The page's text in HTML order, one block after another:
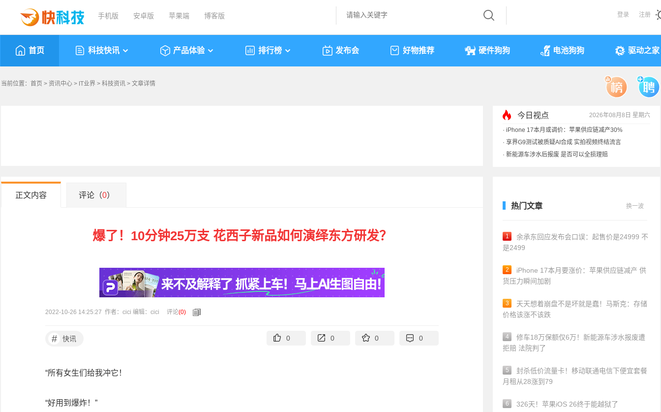
手机版 安卓版 苹果端 博客版 登录 注册
首页 科技快讯 产品体验 排行榜 发布会 好物推荐 硬件狗狗 电池狗狗 驱动之家
当前位置： 首页 > 资讯中心 > IT业界 > 科技资讯 > 文章详情
今日视点 2026年08月8日 星期六
· iPhone 17本月或调价：苹果供应链减产30%
· 享界G9测试被质疑AI合成 实拍视频终结流言
· 新能源车涉水后报废 是否可以全损理赔
正文内容 评论（0）
爆了！10分钟25万支 花西子新品如何演绎东方研发？
2022-10-26 14:25:27 作者：cici 编辑：cici 评论(0)
# 快讯 0 0 0 0
“所有女生们给我冲它！
“好用到爆炸！”
热门文章 换一波
1
余承东回应发布会口误：起售价是24999 不
是2499
2
iPhone 17本月要涨价：苹果供应链减产 供
货压力瞬间加剧
3
天天想着崩盘不是坏就是蠢！马斯克：存储
价格该涨不该跌
4
修车18万保额仅6万！新能源车涉水报废遭
拒赔 法院判了
5
封杀低价流量卡！移动联通电信下便宜套餐
月租从28涨到79
6 326天！苹果iOS 26终于能越狱了